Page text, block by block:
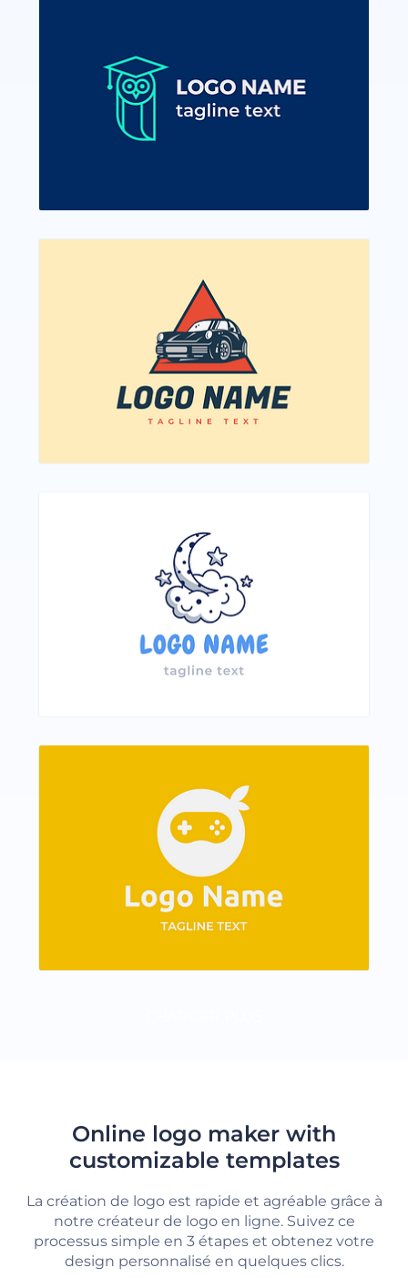
Online logo maker with
customizable templates
La création de logo est rapide et agréable grâce à
notre créateur de logo en ligne. Suivez ce
processus simple en 3 étapes et obtenez votre
design personnalisé en quelques clics.